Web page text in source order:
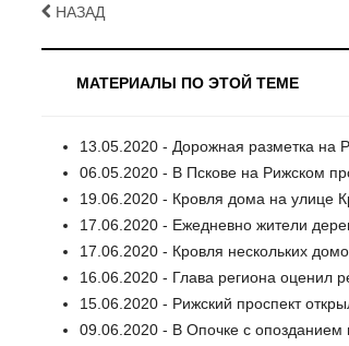
НАЗАД
МАТЕРИАЛЫ ПО ЭТОЙ ТЕМЕ
13.05.2020 - Дорожная разметка на
06.05.2020 - В Пскове на Рижском
19.06.2020 - Кровля дома на улице
17.06.2020 - Ежедневно жители
17.06.2020 - Кровля нескольких
16.06.2020 - Глава региона оценил
15.06.2020 - Рижский проспект
09.06.2020 - В Опочке с опозданием